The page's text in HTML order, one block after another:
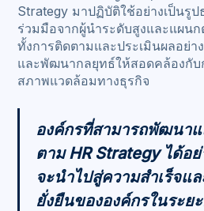
Strategy มาปฏิบัติใช้อย่างเป็นรู
ร่วมมือจากผู้นำระดับสูงและแผน
ทั้งการติดตามและประเมินผลอย่า
และพัฒนากลยุทธ์ให้สอดคล้องกับ
สภาพแวดล้อมทางธุรกิจ
องค์กรที่สามารถพัฒนา
ตาม HR Strategy ได้อ
จะนำไปสู่ความสำเร็จแ
ยั่งยืนขององค์กรในระย